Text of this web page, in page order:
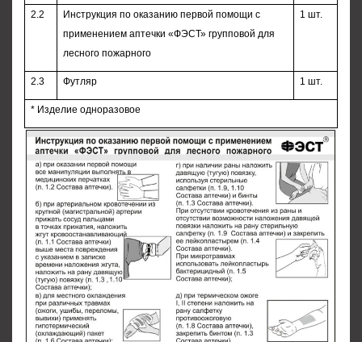
2.2
Инструкция по оказанию первой помощи с
применением аптечки «ФЭСТ» групповой для
лесного пожарного
1 шт.
2.3 Футляр 1 шт.
* Изделие одноразовое